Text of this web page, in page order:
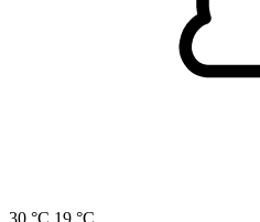
30 °C 19 °C